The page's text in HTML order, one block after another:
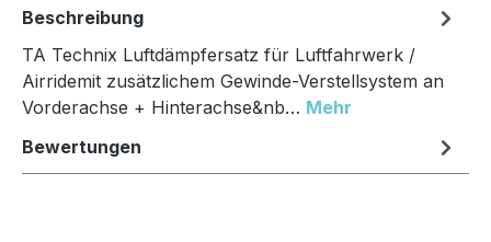
Beschreibung
TA Technix Luftdämpfersatz für Luftfahrwerk /
Airridemit zusätzlichem Gewinde-Verstellsystem an
Vorderachse + Hinterachse&nb… Mehr
Bewertungen